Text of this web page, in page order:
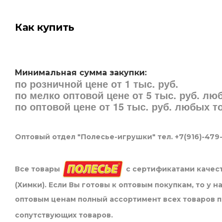
Как купить
Минимальная сумма закупки:
по розничной цене от 1 тыс. руб.
по мелко оптовой цене от 5 тыс. руб.
по оптовой цене от 15 тыс. руб. любых
Оптовый отдел "Полесье-игрушки" тел. +7(916)-
Все товары
с сертификатами
(Химки). Если Вы готовы к оптовым покупкам, то у
оптовым ценам полный ассортимент всех товаров
сопутствующих товаров.